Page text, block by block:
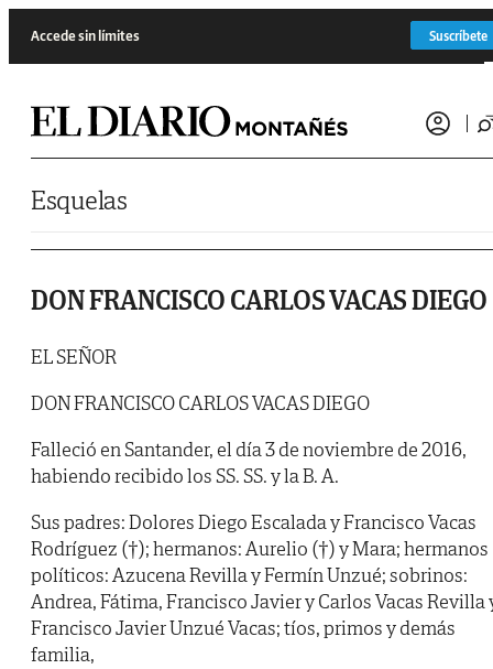
Accede sin límites Suscríbete
Esquelas
DON FRANCISCO CARLOS VACAS DIEGO
EL SEÑOR
DON FRANCISCO CARLOS VACAS DIEGO
Falleció en Santander, el día 3 de noviembre de 2016,
habiendo recibido los SS. SS. y la B. A.
Sus padres: Dolores Diego Escalada y Francisco Vacas
Rodríguez (†); hermanos: Aurelio (†) y Mara; hermanos
políticos: Azucena Revilla y Fermín Unzué; sobrinos:
Andrea, Fátima, Francisco Javier y Carlos Vacas Revilla
Francisco Javier Unzué Vacas; tíos, primos y demás
familia,